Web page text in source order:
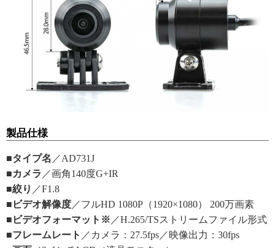
製品仕様
■タイプ名 ／AD731J
■カメラ ／画角140度G+IR
■絞り ／F1.8
■ビデオ解像度 ／フルHD 1080P（1920×1080） 200万画素
■ビデオフォーマット※ ／H.265/TSストリームファイル形式
■フレームレート ／カメラ：27.5fps／映像出力：30fps